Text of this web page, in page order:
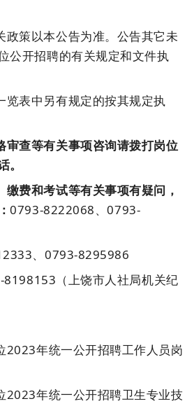
政策以本公告为准。公告其它未
公开招聘的有关规定和文件执
览表中另有规定的按其规定执
审查等有关事项咨询请拨打岗位
。
费和考试等有关事项有疑问，
0793-8222068、0793-
、0793-8295986
8198153（上饶市人社局机关纪
2023年统一公开招聘工作人员岗
2023年统一公开招聘卫生专业技